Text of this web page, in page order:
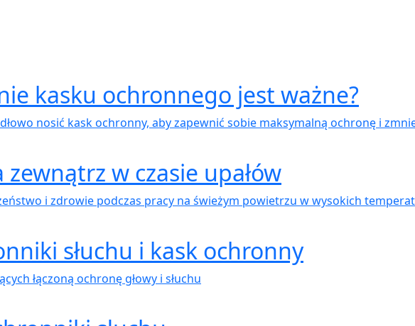
kasku ochronnego jest ważne?
nosić kask ochronny, aby zapewnić sobie maksymalną ochronę i
w czasie upałów
i zdrowie podczas pracy na świeżym powietrzu w wysokich
słuchu i kask ochronny
łączoną ochronę głowy i słuchu